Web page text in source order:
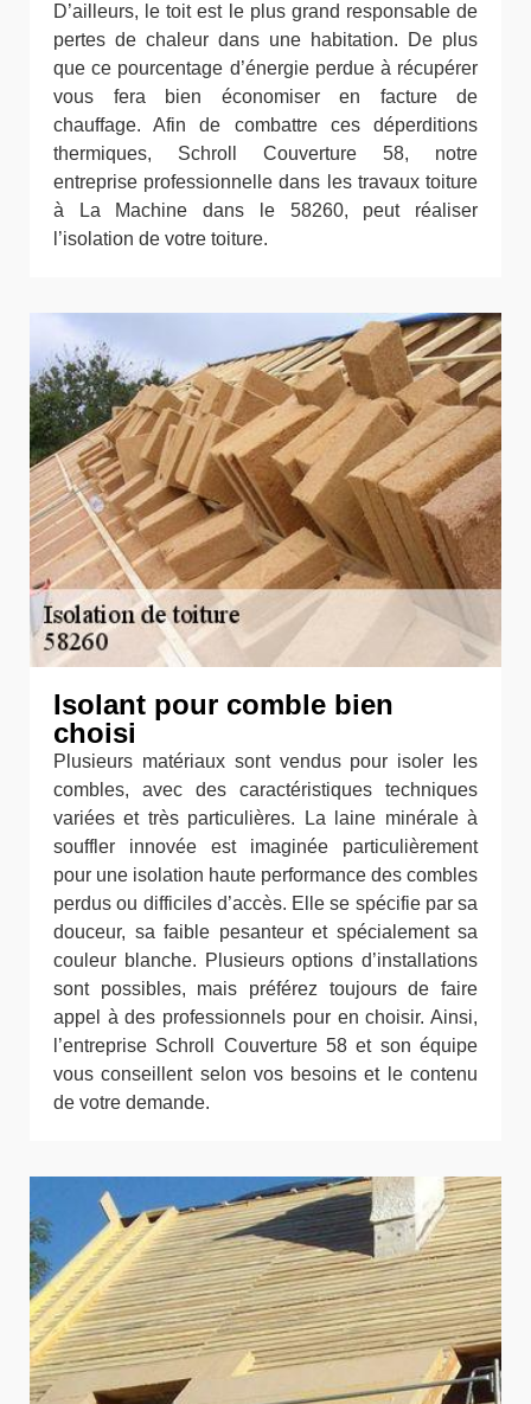
D’ailleurs, le toit est le plus grand responsable de
pertes de chaleur dans une habitation. De plus
que ce pourcentage d’énergie perdue à récupérer
vous fera bien économiser en facture de
chauffage. Afin de combattre ces déperditions
thermiques, Schroll Couverture 58, notre
entreprise professionnelle dans les travaux toiture
à La Machine dans le 58260, peut réaliser
l’isolation de votre toiture.
Isolant pour comble bien
choisi
Plusieurs matériaux sont vendus pour isoler les
combles, avec des caractéristiques techniques
variées et très particulières. La laine minérale à
souffler innovée est imaginée particulièrement
pour une isolation haute performance des combles
perdus ou difficiles d’accès. Elle se spécifie par sa
douceur, sa faible pesanteur et spécialement sa
couleur blanche. Plusieurs options d’installations
sont possibles, mais préférez toujours de faire
appel à des professionnels pour en choisir. Ainsi,
l’entreprise Schroll Couverture 58 et son équipe
vous conseillent selon vos besoins et le contenu
de votre demande.